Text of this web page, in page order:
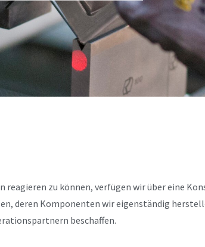
reagieren zu können, verfügen wir über eine
deren Komponenten wir eigenständig
beschaffen.